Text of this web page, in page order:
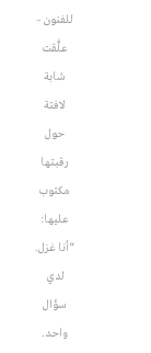
للفنون –
علَّقت
شابة
لافتة
حول
رقبتها
مكتوب
عليها:
“أنا غزل.
لدي
سؤال
واحد.